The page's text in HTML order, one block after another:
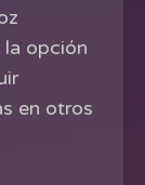
la opción
en otros